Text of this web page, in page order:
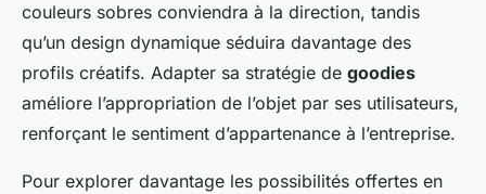
couleurs sobres conviendra à la direction, tandis
qu’un design dynamique séduira davantage des
profils créatifs. Adapter sa stratégie de goodies
améliore l’appropriation de l’objet par ses utilisateurs,
renforçant le sentiment d’appartenance à l’entreprise.
Pour explorer davantage les possibilités offertes en